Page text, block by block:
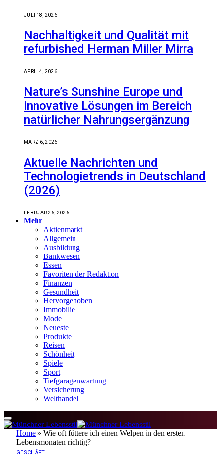
JULI 18, 2026
Nachhaltigkeit und Qualität mit
refurbished Herman Miller Mirra
APRIL 4, 2026
Nature’s Sunshine Europe und
innovative Lösungen im Bereich
natürlicher Nahrungsergänzung
MÄRZ 6, 2026
Aktuelle Nachrichten und
Technologietrends in Deutschland
(2026)
FEBRUAR 26, 2026
Mehr
Aktienmarkt
Allgemein
Ausbildung
Bankwesen
Essen
Favoriten der Redaktion
Finanzen
Gesundheit
Hervorgehoben
Immobilie
Mode
Neueste
Produkte
Reisen
Schönheit
Spiele
Sport
Tiefgaragenwartung
Versicherung
Welthandel
Home » Wie oft füttere ich einen Welpen in den ersten
Lebensmonaten richtig?
GESCHÄFT